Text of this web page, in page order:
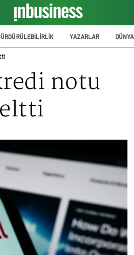
YAZARLAR DÜNYA
notu